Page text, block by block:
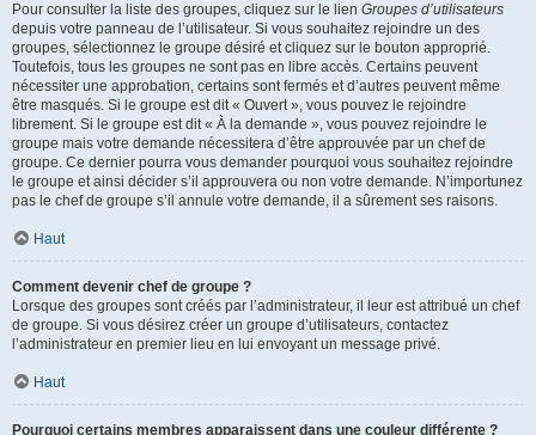
Pour consulter la liste des groupes, cliquez sur le lien Groupes d’utilisateurs
depuis votre panneau de l’utilisateur. Si vous souhaitez rejoindre un des
groupes, sélectionnez le groupe désiré et cliquez sur le bouton approprié.
Toutefois, tous les groupes ne sont pas en libre accès. Certains peuvent
nécessiter une approbation, certains sont fermés et d’autres peuvent même
être masqués. Si le groupe est dit « Ouvert », vous pouvez le rejoindre
librement. Si le groupe est dit « À la demande », vous pouvez rejoindre le
groupe mais votre demande nécessitera d’être approuvée par un chef de
groupe. Ce dernier pourra vous demander pourquoi vous souhaitez rejoindre
le groupe et ainsi décider s’il approuvera ou non votre demande. N’importunez
pas le chef de groupe s’il annule votre demande, il a sûrement ses raisons.
Haut
Comment devenir chef de groupe ?
Lorsque des groupes sont créés par l’administrateur, il leur est attribué un chef
de groupe. Si vous désirez créer un groupe d’utilisateurs, contactez
l’administrateur en premier lieu en lui envoyant un message privé.
Haut
Pourquoi certains membres apparaissent dans une couleur différente ?